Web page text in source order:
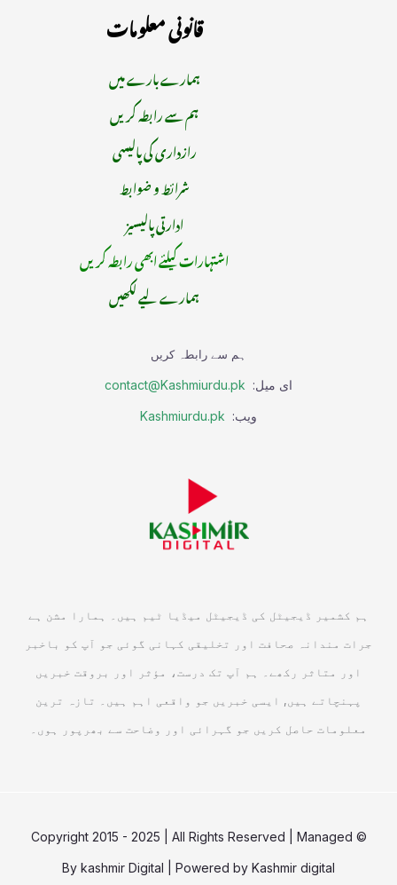
قانونی معلومات
ہمارے بارے میں
ہم سے رابطہ کریں
رازداری کی پالیسی
شرائط و ضوابط
ادارتی پالیسیز
اشتہارات کیلئے ابھی رابطہ کریں
ہمارے لیے لکھیں
ہم سے رابطہ کریں
ای میل: contact@Kashmiurdu.pk
ویب: Kashmiurdu.pk
ہم کشمیر ڈیجیٹل کی ڈیجیٹل میڈیا ٹیم ہیں۔ ہمارا مشن ہے
جرات مندانہ صحافت اور تخلیقی کہانی گوئی جو آپ کو باخبر
اور متاثر رکھے۔ ہم آپ تک درست، مؤثر اور بروقت خبریں
پہنچاتے ہیں, ایسی خبریں جو واقعی اہم ہیں۔ تازہ ترین
معلومات حاصل کریں جو گہرائی اور وضاحت سے بھرپور ہوں۔
© Copyright 2015 - 2025 | All Rights Reserved | Managed
By kashmir Digital | Powered by Kashmir digital